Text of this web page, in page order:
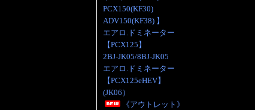
PCX150(KF30)
ADV150(KF38) 】
エアロ.ドミネーター
【PCX125】
2BJ-JK05/8BJ-JK05
エアロ.ドミネーター
【PCX125eHEV】
(JK06）
《アウトレット》